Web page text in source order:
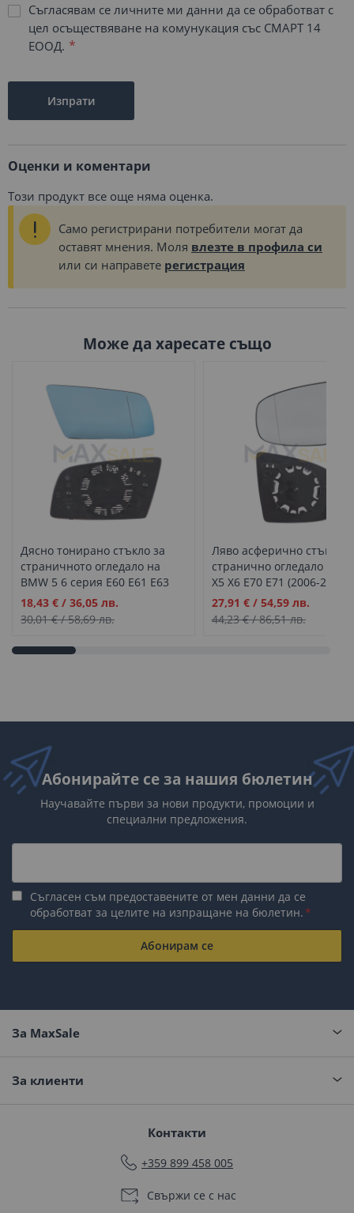
Съгласявам се личните ми данни да се обработват с
цел осъществяване на комунукация със СМАРТ 14
ЕООД.
Изпрати
Оценки и коментари
Този продукт все още няма оценка.
Само регистрирани потребители могат да
оставят мнения. Моля влезте в профила си
или си направете регистрация
Може да харесате също
Дясно тонирано стъкло за
страничното огледало на
BMW 5 6 серия E60 E61 E63
E64 (2003-2010)
Промо
цена
18,43 € / 36,05 лв.
30,01 €/58,69 лв.
Ляво асферично стъкло
странично огледало на
X5 X6 E70 E71 (2006-2014)
Промо
цена
27,91 €/ 54,59 лв.
44,23 €/86,51 лв.
Абонирайте се за нашия бюлетин
Научавайте първи за нови продукти, промоции и
специални предложения.
Съгласен съм предоставените от мен данни да се
обработват за целите на изпращане на бюлетин.
Абонирам се
За MaxSale
За клиенти
Контакти
+359 899 458 005
Свържи се с нас